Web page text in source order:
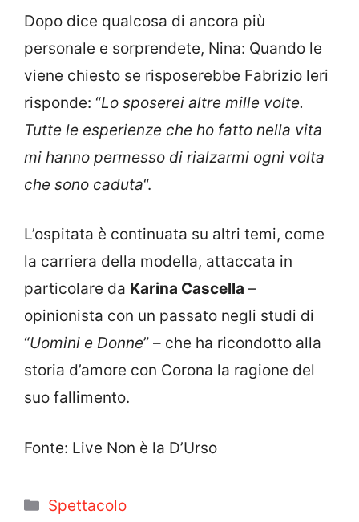
Dopo dice qualcosa di ancora più
personale e sorprendete, Nina: Quando le
viene chiesto se risposerebbe Fabrizio leri
risponde: “Lo sposerei altre mille volte.
Tutte le esperienze che ho fatto nella vita
mi hanno permesso di rialzarmi ogni volta
che sono caduta“.
L’ospitata è continuata su altri temi, come
la carriera della modella, attaccata in
particolare da Karina Cascella –
opinionista con un passato negli studi di
“Uomini e Donne” – che ha ricondotto alla
storia d’amore con Corona la ragione del
suo fallimento.
Fonte: Live Non è la D’Urso
Categorie
Spettacolo